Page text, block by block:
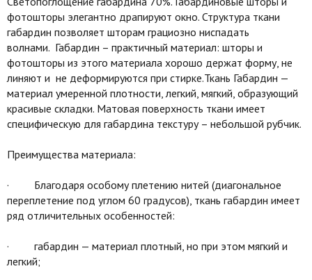
фотошторы элегантно драпируют окно. Структура ткани
габардин позволяет шторам грациозно ниспадать
волнами. Габардин – практичный материал: шторы и
фотошторы из этого материала хорошо держат форму, не
линяют и не деформируются при стирке.Ткань Габардин —
материал умеренной плотности, легкий, мягкий, образующий
красивые складки. Матовая поверхность ткани имеет
специфическую для габардина текстуру – небольшой рубчик.
Преимущества материала:
· Благодаря особому плетению нитей (диагональное
переплетение под углом 60 градусов), ткань габардин имеет
ряд отличительных особенностей:
· габардин — материал плотный, но при этом мягкий и
легкий;